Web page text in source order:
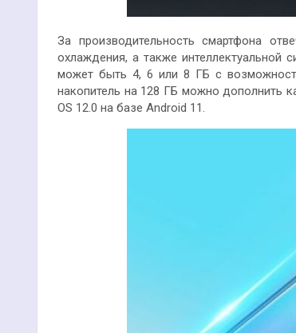
За производительность смартфона
охлаждения, а также интеллектуальной
может быть 4, 6 или 8 ГБ с
накопитель на 128 ГБ можно дополнить
OS 12.0 на базе Android 11.